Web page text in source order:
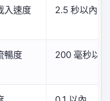
入速度 2.5 秒以內
暢度 200 毫秒以內